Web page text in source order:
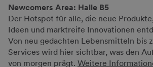
Newcomers Area: Halle B5
Der Hotspot für alle, die neue
Ideen und marktreife Innovationen
Von neu gedachten Lebensmitteln bis
Services wird hier sichtbar, was den
von morgen prägt. Weitere